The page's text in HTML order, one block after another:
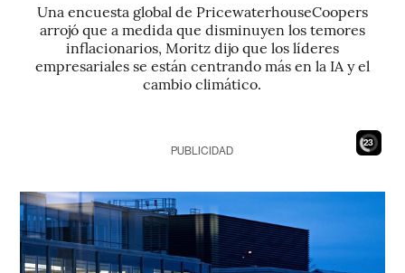
Una encuesta global de PricewaterhouseCoopers
arrojó que a medida que disminuyen los temores
inflacionarios, Moritz dijo que los líderes
empresariales se están centrando más en la IA y el
cambio climático.
21
PUBLICIDAD